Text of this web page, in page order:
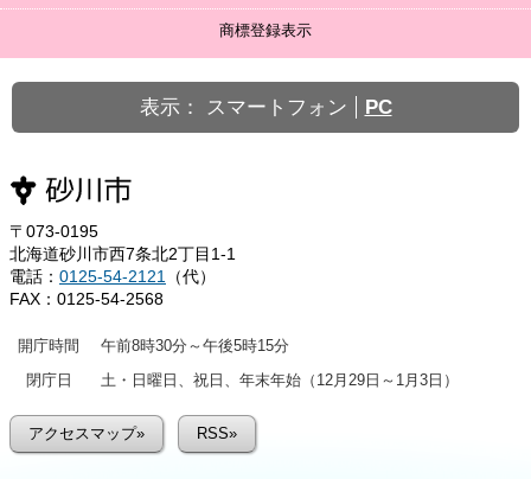
商標登録表示
表示： スマートフォン PC
〒073-0195
北海道砂川市西7条北2丁目1-1
電話： 0125-54-2121
（代）
FAX：0125-54-2568
開庁時間
午前8時30分～午後5時15分
閉庁日
土・日曜日、祝日、年末年始（12月29日～1月3日）
アクセスマップ» RSS»